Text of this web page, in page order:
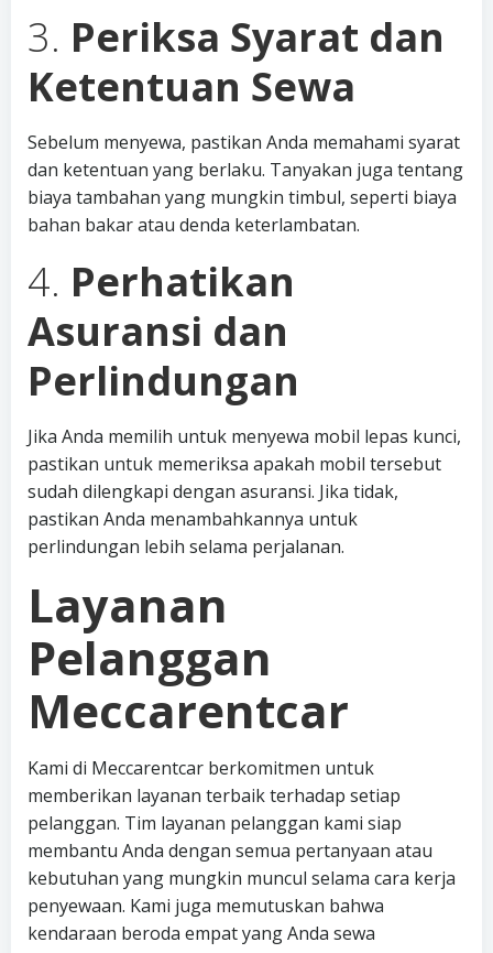
3. Periksa Syarat dan
Ketentuan Sewa
Sebelum menyewa, pastikan Anda memahami syarat
dan ketentuan yang berlaku. Tanyakan juga tentang
biaya tambahan yang mungkin timbul, seperti biaya
bahan bakar atau denda keterlambatan.
4. Perhatikan
Asuransi dan
Perlindungan
Jika Anda memilih untuk menyewa mobil lepas kunci,
pastikan untuk memeriksa apakah mobil tersebut
sudah dilengkapi dengan asuransi. Jika tidak,
pastikan Anda menambahkannya untuk
perlindungan lebih selama perjalanan.
Layanan
Pelanggan
Meccarentcar
Kami di Meccarentcar berkomitmen untuk
memberikan layanan terbaik terhadap setiap
pelanggan. Tim layanan pelanggan kami siap
membantu Anda dengan semua pertanyaan atau
kebutuhan yang mungkin muncul selama cara kerja
penyewaan. Kami juga memutuskan bahwa
kendaraan beroda empat yang Anda sewa